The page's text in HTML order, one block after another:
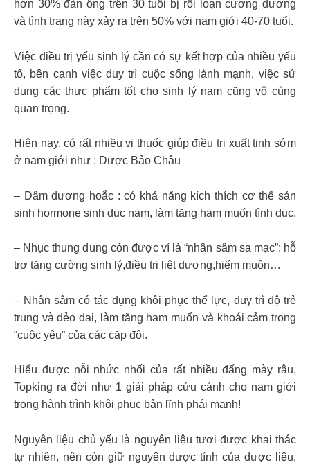
hơn 30% đàn ông trên 30 tuổi bị rối loạn cương dương
và tình trạng này xảy ra trên 50% với nam giới 40-70 tuổi.
Việc điều trị yếu sinh lý cần có sự kết hợp của nhiều yếu
tố, bên cạnh việc duy trì cuộc sống lành mạnh, việc sử
dụng các thực phẩm tốt cho sinh lý nam cũng vô cùng
quan trọng.
Hiện nay, có rất nhiều vị thuốc giúp điều trị xuất tinh sớm
ở nam giới như : Dược Bảo Châu
– Dâm dương hoắc : có khả năng kích thích cơ thể sản
sinh hormone sinh dục nam, làm tăng ham muốn tình dục.
– Nhục thung dung còn được ví là “nhân sâm sa mạc”: hỗ
trợ tăng cường sinh lý,điều trị liệt dương,hiếm muộn…
– Nhân sâm có tác dụng khôi phục thể lực, duy trì độ trẻ
trung và dẻo dai, làm tăng ham muốn và khoái cảm trong
“cuộc yêu” của các cặp đôi.
Hiểu được nỗi nhức nhối của rất nhiều đấng mày râu,
Topking ra đời như 1 giải pháp cứu cánh cho nam giới
trong hành trình khôi phục bản lĩnh phái mạnh!
Nguyên liệu chủ yếu là nguyên liệu tươi được khai thác
tự nhiên, nên còn giữ nguyên dược tính của dược liệu,